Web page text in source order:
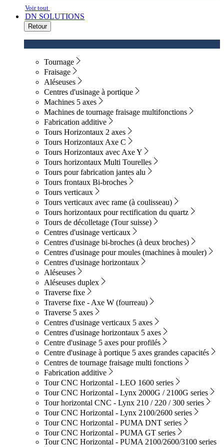
Voir tout
DN SOLUTIONS
Retour
Tournage
Fraisage
Aléseuses
Centres d'usinage à portique
Machines 5 axes
Machines de tournage fraisage multifonctions
Fabrication additive
Tours Horizontaux 2 axes
Tours Horizontaux Axe C
Tours Horizontaux avec Axe Y
Tours horizontaux Multi Tourelles
Tours pour fabrication jantes alu
Tours frontaux Bi-broches
Tours verticaux
Tours verticaux avec rame (à coulisseau)
Tours horizontaux pour rectification du quartz
Tours de décolletage (Tour suisse)
Centres d'usinage verticaux
Centres d'usinage bi-broches (à deux broches)
Centres d'usinage pour moules (machines à mouler)
Centres d'usinage horizontaux
Aléseuses
Aléseuses duplex
Traverse fixe
Traverse fixe - Axe W (fourreau)
Traverse 5 axes
Centres d'usinage verticaux 5 axes
Centres d'usinage horizontaux 5 axes
Centre d'usinage 5 axes pour profilés
Centre d'usinage à portique 5 axes grandes capacités
Centres de tournage fraisage multi fonctions
Fabrication additive
Tour CNC Horizontal - LEO 1600 series
Tour CNC Horizontal - Lynx 2000G / 2100G series
Tour horizontal CNC - Lynx 210 / 220 / 300 series
Tour CNC Horizontal - Lynx 2100/2600 series
Tour CNC Horizontal - PUMA DNT series
Tour CNC Horizontal - PUMA GT series
Tour CNC Horizontal - PUMA 2100/2600/3100 series